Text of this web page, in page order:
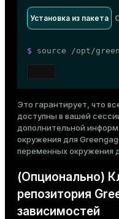
Установка из пакета
$ source /opt/
Это гарантирует, что
доступны в вашей
дополнительной
окружения для
переменных окружения
(Опционально)
репозитория
зависимостей